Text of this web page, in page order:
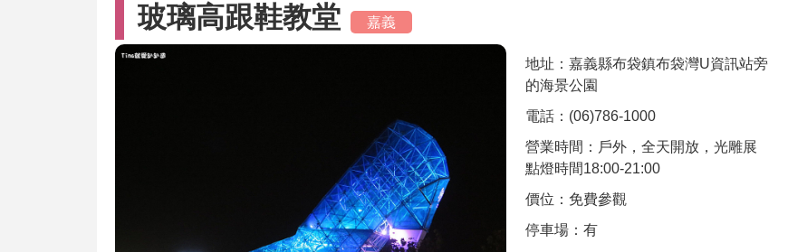
玻璃高跟鞋教堂 嘉義
地址：嘉義縣布袋鎮布袋灣U資訊站旁
的海景公園
電話：(06)786-1000
營業時間：戶外，全天開放，光雕展
點燈時間18:00-21:00
價位：免費參觀
停車場：有